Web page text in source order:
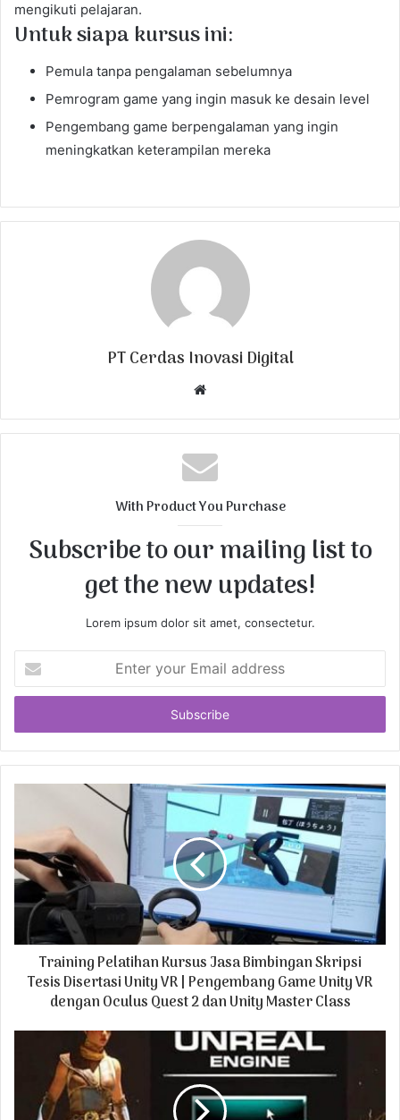
mengikuti pelajaran.
Untuk siapa kursus ini:
Pemula tanpa pengalaman sebelumnya
Pemrogram game yang ingin masuk ke desain level
Pengembang game berpengalaman yang ingin
meningkatkan keterampilan mereka
PT Cerdas Inovasi Digital
b
s
i
With Product You Purchase
Subscribe to our mailing list to
get the new updates!
Lorem ipsum dolor sit amet, consectetur.
t
r
y
m
a
i
l
s
Training Pelatihan Kursus Jasa Bimbingan Skripsi
Tesis Disertasi Unity VR | Pengembang Game Unity VR
dengan Oculus Quest 2 dan Unity Master Class